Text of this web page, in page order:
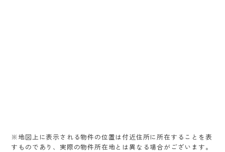
※地図上に表示される物件の位置は付近住所に所在することを表
すものであり、実際の物件所在地とは異なる場合がございます。